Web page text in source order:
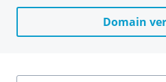
Domain